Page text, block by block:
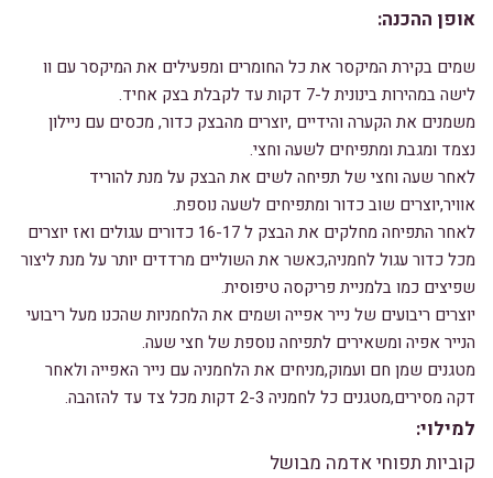
אופן ההכנה:
שמים בקירת המיקסר את כל החומרים ומפעילים את המיקסר עם וו
לישה במהירות בינונית ל-7 דקות עד לקבלת בצק אחיד.
משמנים את הקערה והידיים ,יוצרים מהבצק כדור, מכסים עם ניילון
נצמד ומגבת ומתפיחים לשעה וחצי.
לאחר שעה וחצי של תפיחה לשים את הבצק על מנת להוריד
אוויר,יוצרים שוב כדור ומתפיחים לשעה נוספת.
לאחר התפיחה מחלקים את הבצק ל 16-17 כדורים עגולים ואז יוצרים
מכל כדור עגול לחמניה,כאשר את השוליים מרדדים יותר על מנת ליצור
שפיצים כמו בלמניית פריקסה טיפוסית.
יוצרים ריבועים של נייר אפייה ושמים את הלחמניות שהכנו מעל ריבועי
הנייר אפיה ומשאירים לתפיחה נוספת של חצי שעה.
מטגנים שמן חם ועמוק,מניחים את הלחמניה עם נייר האפייה ולאחר
דקה מסירים,מטגנים כל לחמניה 2-3 דקות מכל צד עד להזהבה.
למילוי:
קוביות תפוחי אדמה מבושל